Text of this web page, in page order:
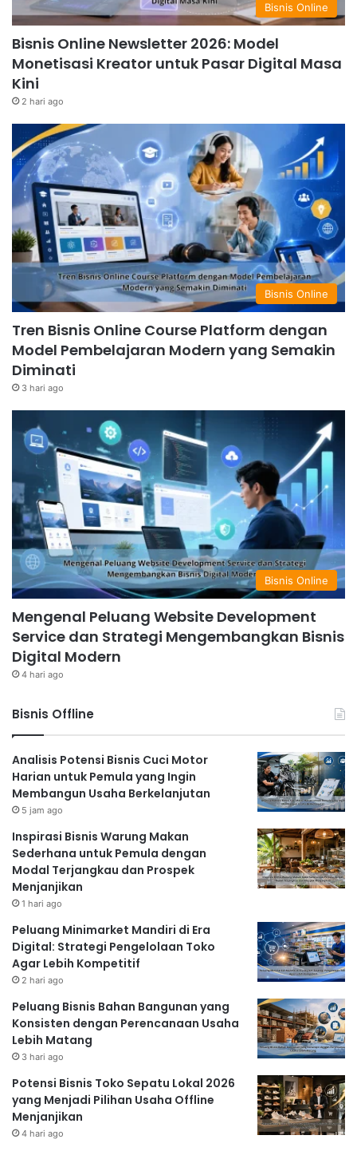
Bisnis Online
Bisnis Online Newsletter 2026: Model
Monetisasi Kreator untuk Pasar Digital Masa
Kini
2 hari ago
Bisnis Online
Tren Bisnis Online Course Platform dengan
Model Pembelajaran Modern yang Semakin
Diminati
3 hari ago
Bisnis Online
Mengenal Peluang Website Development
Service dan Strategi Mengembangkan Bisnis
Digital Modern
4 hari ago
Bisnis Offline
Analisis Potensi Bisnis Cuci Motor
Harian untuk Pemula yang Ingin
Membangun Usaha Berkelanjutan
5 jam ago
Inspirasi Bisnis Warung Makan
Sederhana untuk Pemula dengan
Modal Terjangkau dan Prospek
Menjanjikan
1 hari ago
Peluang Minimarket Mandiri di Era
Digital: Strategi Pengelolaan Toko
Agar Lebih Kompetitif
2 hari ago
Peluang Bisnis Bahan Bangunan yang
Konsisten dengan Perencanaan Usaha
Lebih Matang
3 hari ago
Potensi Bisnis Toko Sepatu Lokal 2026
yang Menjadi Pilihan Usaha Offline
Menjanjikan
4 hari ago